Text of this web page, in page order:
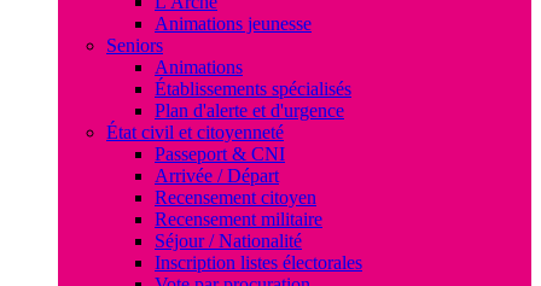
Animations jeunesse
Seniors
Animations
Établissements spécialisés
Plan d'alerte et d'urgence
État civil et citoyenneté
Passeport & CNI
Arrivée / Départ
Recensement citoyen
Recensement militaire
Séjour / Nationalité
Inscription listes électorales